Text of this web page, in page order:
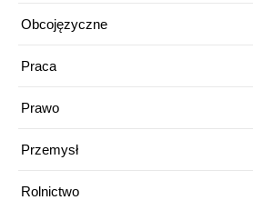
Obcojęzyczne
Praca
Prawo
Przemysł
Rolnictwo